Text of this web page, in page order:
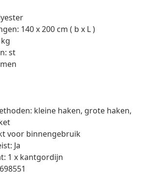
140 x 200 cm ( b x L )
st
kleine haken, grote haken,
voor binnengebruik
Ja
1 x kantgordijn